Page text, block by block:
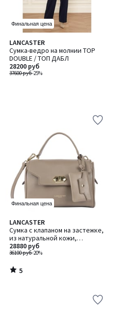
Финальная цена
LANCASTER
Сумка-ведро на молнии TOP
DOUBLE / ТОП ДАБЛ
37600 руб-25%
28200 руб
Финальная цена
LANCASTER
Сумка с клапаном на застежке,
из натуральной кожи,
MADEMOISELLE GRACE /
МАДЕМУАЗЕЛЬ ГРЕЙС
36100 руб-20%
28880 руб
5
/
5
5
/